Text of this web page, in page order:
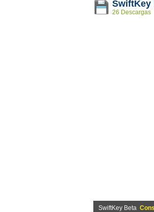
SwiftKey
26 Descargas
SwiftKey Beta